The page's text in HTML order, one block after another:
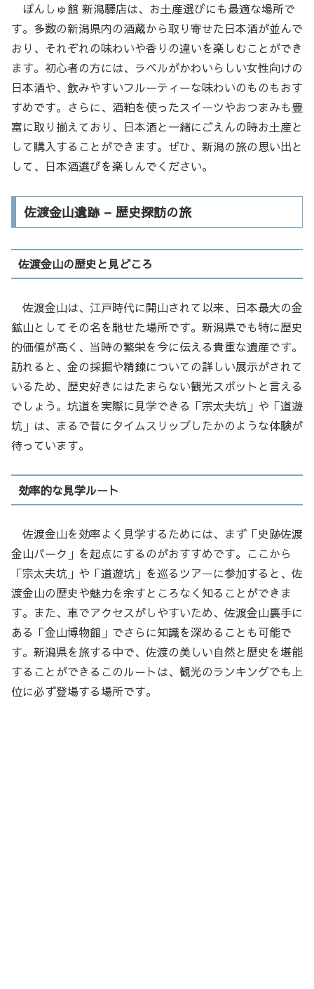
ぽんしゅ館 新潟驛店は、お土産選びにも最適な場所で
す。多数の新潟県内の酒蔵から取り寄せた日本酒が並んで
おり、それぞれの味わいや香りの違いを楽しむことができ
ます。初心者の方には、ラベルがかわいらしい女性向けの
日本酒や、飲みやすいフルーティーな味わいのものもおす
すめです。さらに、酒粕を使ったスイーツやおつまみも豊
富に取り揃えており、日本酒と一緒にごえんの時お土産と
して購入することができます。ぜひ、新潟の旅の思い出と
して、日本酒選びを楽しんでください。
佐渡金山遺跡 – 歴史探訪の旅
佐渡金山の歴史と見どころ
佐渡金山は、江戸時代に開山されて以来、日本最大の金
鉱山としてその名を馳せた場所です。新潟県でも特に歴史
的価値が高く、当時の繁栄を今に伝える貴重な遺産です。
訪れると、金の採掘や精錬についての詳しい展示がされて
いるため、歴史好きにはたまらない観光スポットと言える
でしょう。坑道を実際に見学できる「宗太夫坑」や「道遊
坑」は、まるで昔にタイムスリップしたかのような体験が
待っています。
効率的な見学ルート
佐渡金山を効率よく見学するためには、まず「史跡佐渡
金山パーク」を起点にするのがおすすめです。ここから
「宗太夫坑」や「道遊坑」を巡るツアーに参加すると、佐
渡金山の歴史や魅力を余すところなく知ることができま
す。また、車でアクセスがしやすいため、佐渡金山裏手に
ある「金山博物館」でさらに知識を深めることも可能で
す。新潟県を旅する中で、佐渡の美しい自然と歴史を堪能
することができるこのルートは、観光のランキングでも上
位に必ず登場する場所です。